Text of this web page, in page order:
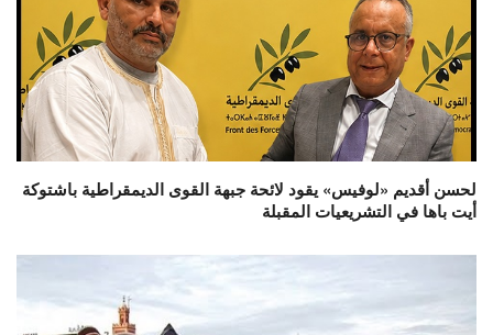
لحسن أقديم «لوفيس» يقود لائحة جبهة القوى الديمقراطية باشتوكة
أيت باها في التشريعيات المقبلة